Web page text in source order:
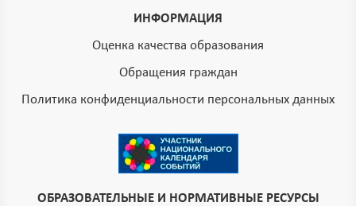
ИНФОРМАЦИЯ
Оценка качества образования
Обращения граждан
Политика конфиденциальности персональных данных
ОБРАЗОВАТЕЛЬНЫЕ И НОРМАТИВНЫЕ РЕСУРСЫ